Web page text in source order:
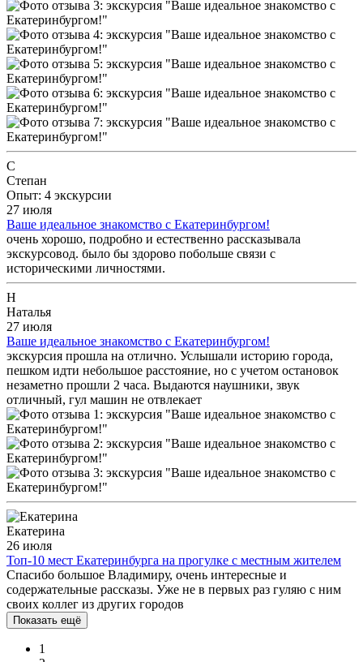
С
Степан
Опыт: 4 экскурсии
27 июля
Ваше идеальное знакомство с Екатеринбургом!
очень хорошо, подробно и естественно рассказывала
экскурсовод. было бы здорово побольше связи с
историческими личностями.
Н
Наталья
27 июля
Ваше идеальное знакомство с Екатеринбургом!
экскурсия прошла на отлично. Услышали историю города,
пешком идти небольшое расстояние, но с учетом остановок
незаметно прошли 2 часа. Выдаются наушники, звук
отличный, гул машин не отвлекает
Екатерина
26 июля
Топ-10 мест Екатеринбурга на прогулке с местным жителем
Спасибо большое Владимиру, очень интересные и
содержательные рассказы. Уже не в первых раз гуляю с ним
своих коллег из других городов
Показать ещё
1